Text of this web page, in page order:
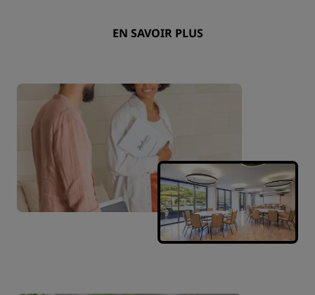
EN SAVOIR PLUS